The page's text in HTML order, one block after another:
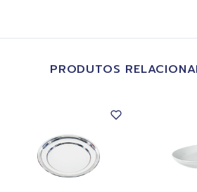
PRODUTOS